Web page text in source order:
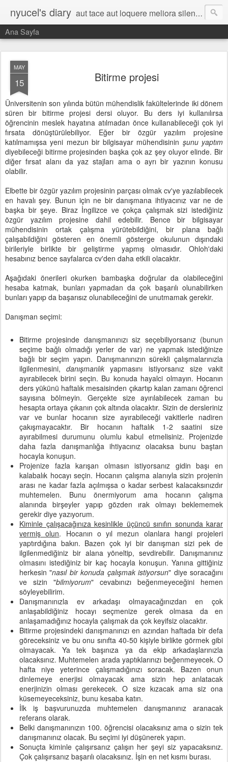
nyucel's diary aut tace aut loquere meliora silentio
Ana Sayfa
MAY
15 Bitirme projesi
Üniversitenin son yılında bütün mühendislik fakültelerinde iki dönem
süren bir bitirme projesi dersi oluyor. Bu ders iyi kullanılırsa
öğrencinin meslek hayatına atılmadan önce kullanabileceği çok iyi
fırsata dönüştürülebiliyor. Eğer bir özgür yazılım projesine
katılmamışsa yeni mezun bir bilgisayar mühendisinin şunu yaptım
diyebileceği bitirme projesinden başka çok az şey oluyor elinde. Bir
diğer fırsat alanı da yaz stajları ama o ayrı bir yazının konusu
olabilir.
Elbette bir özgür yazılım projesinin parçası olmak cv'ye yazılabilecek
en havalı şey. Bunun için ne bir danışmana ihtiyacınız var ne de
başka bir şeye. Biraz İngilizce ve çokça çalışmak sizi istediğiniz
özgür yazılım projesine dahil edebilir. Bence bir bilgisayar
mühendisinin ortak çalışma yürütebildiğini, bir plana bağlı
çalışabildiğini gösteren en önemli gösterge okulunun dışındaki
birileriyle birlikte bir geliştirme yapmış olmasıdır. Ohloh'daki
hesabınız bence sayfalarca cv'den daha etkili olacaktır.
Aşağıdaki önerileri okurken bambaşka doğrular da olabileceğini
hesaba katmak, bunları yapmadan da çok başarılı olunabilirken
bunları yapıp da başarısız olunabileceğini de unutmamak gerekir.
Danışman seçimi:
Bitirme projesinde danışmanınızı siz seçebiliyorsanız (bunun
seçime bağlı olmadığı yerler de var) ne yapmak istediğinize
bağlı bir seçim yapın. Danışmanınızın sürekli çalışmalarınızla
ilgilenmesini,danışmanlık yapmasını istiyorsanız size vakit
ayırabilecek birini seçin. Bu konuda hayalci olmayın. Hocanın
ders yükünü haftalık mesaisinden çıkartıp kalan zamanı öğrenci
sayısına bölmeyin. Gerçekte size ayırılabilecek zaman bu
hesapta ortaya çıkanın çok altında olacaktır. Sizin de dersleriniz
var ve bunlar hocanın size ayırabileceği vakitlerle nadiren
çakışmayacaktır. Bir hocanın haftalık 1-2 saatini size
ayırabilmesi durumunu olumlu kabul etmelisiniz. Projenizde
daha fazla danışmanlığa ihtiyacınız olacaksa bunu baştan
hocayla konuşun.
Projenize fazla karışan olmasın istiyorsanız gidin başı en
kalabalık hocayı seçin. Hocanın çalışma alanıyla sizin projenin
arası ne kadar fazla açılmışsa o kadar serbest kalacaksınızdır
muhtemelen. Bunu önermiyorum ama hocanın çalışma
alanında birşeyler yapıp gözden ırak olmayı beklememek
gerekir diye yazıyorum.
Kiminle çalışacağınıza kesinlikle üçüncü sınıfın sonunda karar
vermiş olun. Hocanın o yıl mezun olanlara hangi projeleri
yaptırdığına bakın. Bazen çok iyi bir danışman sizi pek de
ilgilenmediğiniz bir alana yöneltip, sevdirebilir. Danışmanınız
olmasını istediğiniz bir kaç hocayla konuşun. Yanına gittiğiniz
herkesin "nasıl bir konuda çalışmak istiyorsun" diye soracağını
ve sizin "bilmiyorum" cevabınızı beğenmeyeceğini hemen
söyleyebilirim.
Danışmanınızla ev arkadaşı olmayacağınızdan en çok
anlaşabildiğiniz hocayı seçmenize gerek olmasa da en
anlaşamadığınız hocayla çalışmak da çok keyifsiz olacaktır.
Bitirme projesindeki danışmanınızı en azından haftada bir defa
göreceksiniz ve bu onu sınıfta 40-50 kişiyle birlikte görmek gibi
olmayacak. Ya tek başınıza ya da ekip arkadaşlarınızla
olacaksınız. Muhtemelen arada yaptıklarınızı beğenmeyecek. O
hafta niye yeterince çalışmadığınızı soracak. Bazen onun
dinlemeye enerjisi olmayacak ama sizin hep anlatacak
enerjinizin olması gerekecek. O size kızacak ama siz ona
küsemeyeceksiniz, bunu kesaba katın.
İlk iş başvurunuzda muhtemelen danışmanınız aranacak
referans olarak.
Belki danışmanınızın 100. öğrencisi olacaksınız ama o sizin tek
danışmanınız olacak. Bu seçimi iyi düşünerek yapın.
Sonuçta kiminle çalışırsanız çalışın her şeyi siz yapacaksınız.
Çok çalışırsanız başarılı olacaksınız. İşin en net kısmı burası.